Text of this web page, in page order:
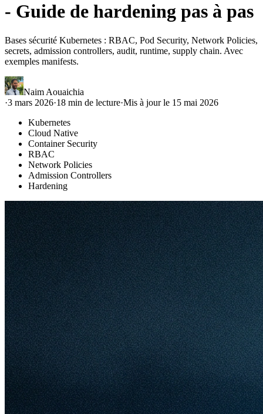
- Guide de hardening pas à pas
Bases sécurité Kubernetes : RBAC, Pod Security, Network Policies,
secrets, admission controllers, audit, runtime, supply chain. Avec
exemples manifests.
Naim Aouaichia
·3 mars 2026·18 min de lecture·Mis à jour le 15 mai 2026
Kubernetes
Cloud Native
Container Security
RBAC
Network Policies
Admission Controllers
Hardening